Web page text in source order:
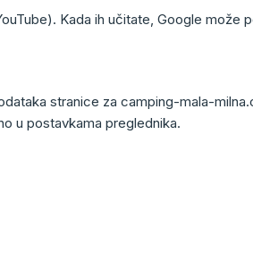
Kada ih učitate, Google može
stranice za camping-mala-
u postavkama preglednika.